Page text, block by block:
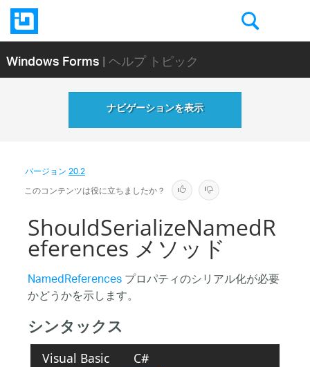
Windows Forms| ヘルプ トピック
ナビゲーションを表示
バージョン20.2
このコンテンツは役に立ちましたか？
ShouldSerializeNamedR
eferences メソッド
NamedReferencesプロパティのシリアル化が必要
かどうかを示します。
シンタックス
Visual Basic C#